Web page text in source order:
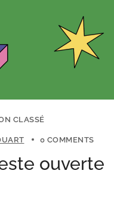
CLASSÉ
0 COMMENTS
ouverte